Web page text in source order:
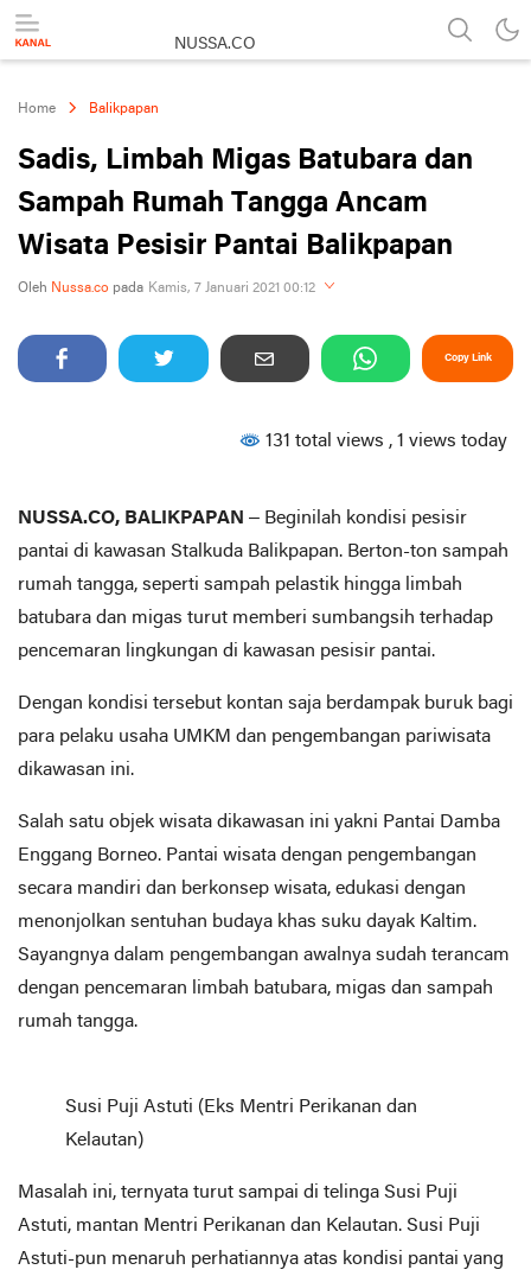
NUSSA.CO
Home Balikpapan
Sadis, Limbah Migas Batubara dan
Sampah Rumah Tangga Ancam
Wisata Pesisir Pantai Balikpapan
Oleh Nussa.co pada Kamis, 7 Januari 2021 00:12
Copy Link
131 total views , 1 views today
NUSSA.CO, BALIKPAPAN – Beginilah kondisi pesisir
pantai di kawasan Stalkuda Balikpapan. Berton-ton sampah
rumah tangga, seperti sampah pelastik hingga limbah
batubara dan migas turut memberi sumbangsih terhadap
pencemaran lingkungan di kawasan pesisir pantai.
Dengan kondisi tersebut kontan saja berdampak buruk bagi
para pelaku usaha UMKM dan pengembangan pariwisata
dikawasan ini.
Salah satu objek wisata dikawasan ini yakni Pantai Damba
Enggang Borneo. Pantai wisata dengan pengembangan
secara mandiri dan berkonsep wisata, edukasi dengan
menonjolkan sentuhan budaya khas suku dayak Kaltim.
Sayangnya dalam pengembangan awalnya sudah terancam
dengan pencemaran limbah batubara, migas dan sampah
rumah tangga.
Susi Puji Astuti (Eks Mentri Perikanan dan
Kelautan)
Masalah ini, ternyata turut sampai di telinga Susi Puji
Astuti, mantan Mentri Perikanan dan Kelautan. Susi Puji
Astuti-pun menaruh perhatiannya atas kondisi pantai yang